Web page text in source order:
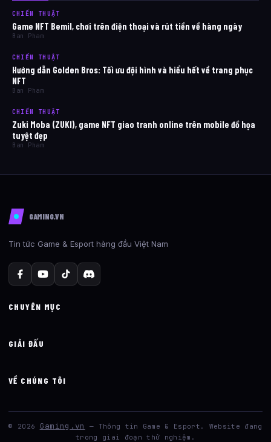
CHIẾN THUẬT
Game NFT Bemil, chơi trên điện thoại và rút tiền về hàng ngày
Ban Pham
CHIẾN THUẬT
Hướng dẫn Golden Bros: Tối ưu đội hình và hiểu hết về trang phục
NFT
Ban Pham
CHIẾN THUẬT
Zuki Moba (ZUKI), game NFT giao tranh online trên mobile đồ họa
tuyệt đẹp
Ban Pham
GAMING.VN
Tin tức Game & Esport hàng đầu Việt Nam
CHUYÊN MỤC
GIẢI ĐẤU
VỀ CHÚNG TÔI
© 2026 Gaming.vn
— Thông tin Game & Esport. Website đang
trong giai đoạn thử nghiệm.